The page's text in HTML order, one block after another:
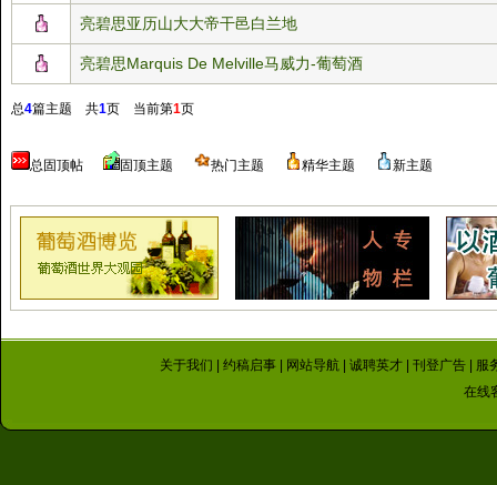
亮碧思亚历山大大帝干邑白兰地
亮碧思Marquis De Melville马威力-葡萄酒
总4篇主题 共1页 当前第1页
总固顶帖 固顶主题 热门主题 精华主题 新主题
关于我们 约稿启事 网站导航 诚聘英才 刊登广告
服
在线